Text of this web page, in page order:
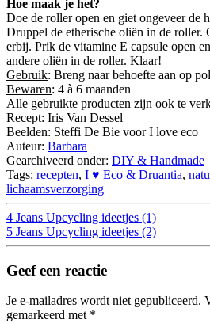
Hoe maak je het?
Doe de roller open en giet ongeveer de
Druppel de etherische oliën in de roller.
erbij. Prik de vitamine E capsule open
andere oliën in de roller. Klaar!
Gebruik: Breng naar behoefte aan op
Bewaren: 4 à 6 maanden
Alle gebruikte producten zijn ook te
Recept: Iris Van Dessel
Beelden: Steffi De Bie voor I love eco
Auteur: Barbara
Gearchiveerd onder: DIY & Handmade
Tags: recepten, I ♥ Eco & Druantia,
lichaamsverzorging
4 Jeans Upcycling ideetjes (1)
5 Jeans Upcycling ideetjes (2)
Geef een reactie
Je e-mailadres wordt niet gepubliceerd.
gemarkeerd met *